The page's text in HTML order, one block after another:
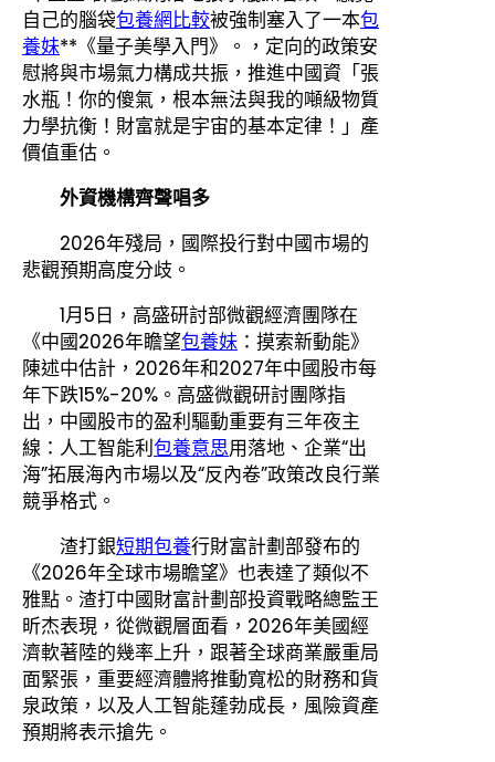
自己的腦袋包養網比較被強制塞入了一本包
養妹**《量子美學入門》。，定向的政策安
慰將與市場氣力構成共振，推進中國資「張
水瓶！你的傻氣，根本無法與我的噸級物質
力學抗衡！財富就是宇宙的基本定律！」產
價值重估。
外資機構齊聲唱多
2026年殘局，國際投行對中國市場的
悲觀預期高度分歧。
1月5日，高盛研討部微觀經濟團隊在
《中國2026年瞻望包養妹 ：摸索新動能》
陳述中估計，2026年和2027年中國股市每
年下跌15%-20%。高盛微觀研討團隊指
出，中國股市的盈利驅動重要有三年夜主
線：人工智能利包養意思用落地、企業“出
海”拓展海內市場以及“反內卷”政策改良行業
競爭格式。
渣打銀短期包養行財富計劃部發布的
《2026年全球市場瞻望》也表達了類似不
雅點。渣打中國財富計劃部投資戰略總監王
昕杰表現，從微觀層面看，2026年美國經
濟軟著陸的幾率上升，跟著全球商業嚴重局
面緊張，重要經濟體將推動寬松的財務和貨
泉政策，以及人工智能蓬勃成長，風險資產
預期將表示搶先。